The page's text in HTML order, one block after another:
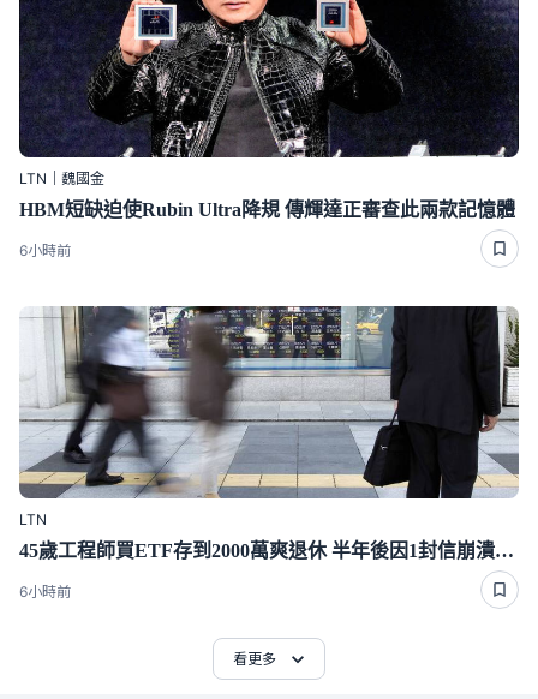
LTN｜魏國金
HBM短缺迫使Rubin Ultra降規 傳輝達正審查此兩款記憶體
6小時前
LTN
45歲工程師買ETF存到2000萬爽退休 半年後因1封信崩潰重回職場
6小時前
看更多